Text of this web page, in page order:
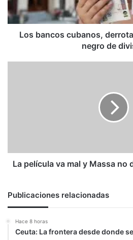
negro
de
divisasLos bancos cubanos,
negro de
el
physique
La película va mal y Massa no
Publicaciones relacionadas
Hace 8 horas
Ceuta: La frontera desde donde